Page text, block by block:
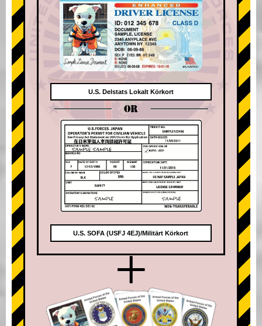
U.S. Delstats Lokalt Körkort
OR
U.S. SOFA (USFJ 4EJ)/Militärt Körkort
+